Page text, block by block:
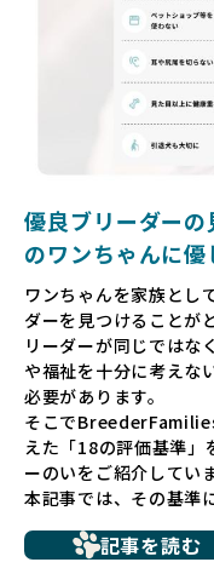
厳しい基準で厳選し、
しています。これによ
リーダーを選べる環境
そして、消費者の皆様
を求めることで、ワン
ーダーが増え、営利優
される社会を目指し
ゃんに優しい世界を築
長するための環境が十
での間に過密な環境や
少なくありません。こ
の問題につながりやす
は言えません。
こうした背景から、
さない直接販売を採用
ペットショップを利用
ん。
ペットショップを避け
優良ブリーダー
のワンちゃんに
ワンちゃんを家族とし
ダーを見つけることが
リーダーが同じではな
や福祉を十分に考えな
必要があります。
そこで
えた「18の評価基準」
ーのいをご紹介していま
本記事では、その基準
記事を読む